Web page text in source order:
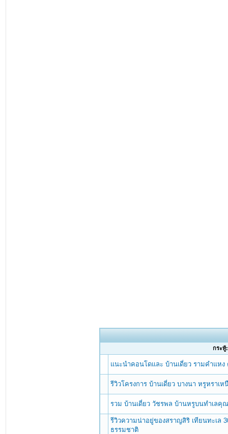
กระทู้:
แนะนำคอนโดและ บ้านเดี่ยว รามคำแห
รีวิวโครงการ บ้านเดี่ยว บางนา หรูหรา
รวม บ้านเดี่ยว วัชรพล บ้านหรูบนทำเลคุ
รีวิวความน่าอยู่ของสราญสิริ เทียนทะเล
ธรรมชาติ